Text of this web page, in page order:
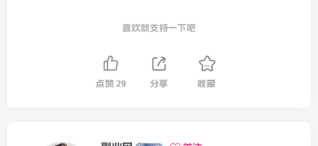
喜欢就支持一下吧
点赞 29 分享 收藏